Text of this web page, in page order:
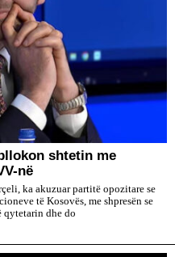
shtetin me
në
ka akuzuar partitë opozitare se
të Kosovës, me shpresën se
qytetarin dhe do